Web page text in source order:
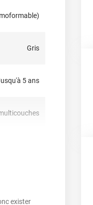
courbées ! Il
Gris
5 ans
exister